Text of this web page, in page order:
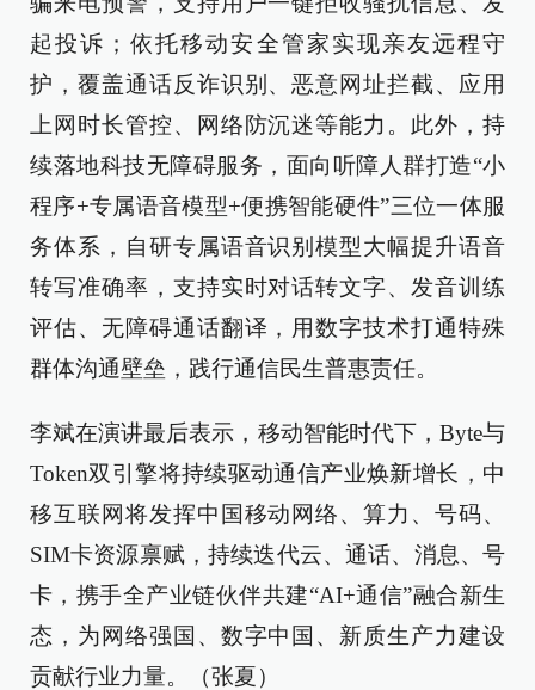
起投诉；依托移动安全管家实现亲友远程守
护，覆盖通话反诈识别、恶意网址拦截、应用
上网时长管控、网络防沉迷等能力。此外，持
续落地科技无障碍服务，面向听障人群打造“小
程序+专属语音模型+便携智能硬件”三位一体服
务体系，自研专属语音识别模型大幅提升语音
转写准确率，支持实时对话转文字、发音训练
评估、无障碍通话翻译，用数字技术打通特殊
群体沟通壁垒，践行通信民生普惠责任。
李斌在演讲最后表示，移动智能时代下，Byte与
Token双引擎将持续驱动通信产业焕新增长，中
移互联网将发挥中国移动网络、算力、号码、
SIM卡资源禀赋，持续迭代云、通话、消息、号
卡，携手全产业链伙伴共建“AI+通信”融合新生
态，为网络强国、数字中国、新质生产力建设
贡献行业力量。（张夏）